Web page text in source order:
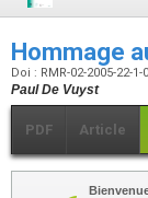
Hommage
Doi : RMR-02-2005-22-
Paul De Vuyst
PDF Article